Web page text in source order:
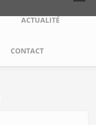
ACTUALITÉ
CONTACT